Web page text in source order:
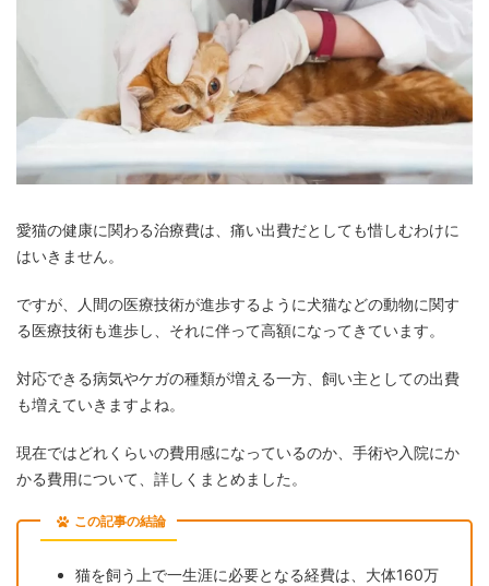
愛猫の健康に関わる治療費は、痛い出費だとしても惜しむわけに
はいきません。
ですが、人間の医療技術が進歩するように犬猫などの動物に関す
る医療技術も進歩し、それに伴って高額になってきています。
対応できる病気やケガの種類が増える一方、飼い主としての出費
も増えていきますよね。
現在ではどれくらいの費用感になっているのか、手術や入院にか
かる費用について、詳しくまとめました。
この記事の結論
猫を飼う上で一生涯に必要となる経費は、大体160万